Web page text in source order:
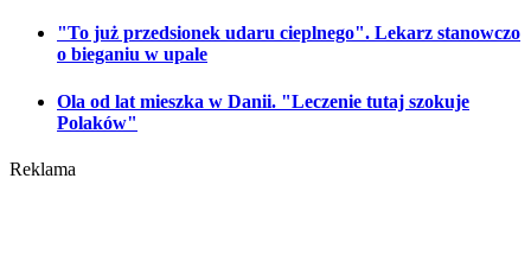
"To już przedsionek udaru cieplnego". Lekarz stanowczo
o bieganiu w upale
Ola od lat mieszka w Danii. "Leczenie tutaj szokuje
Polaków"
Reklama